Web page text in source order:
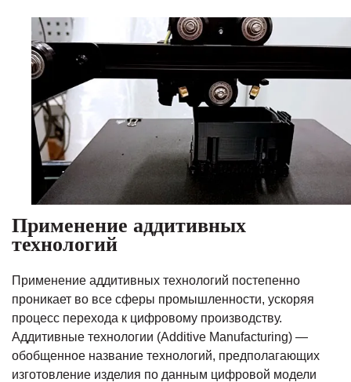
Применение аддитивных
технологий
Применение аддитивных технологий постепенно
проникает во все сферы промышленности, ускоряя
процесс перехода к цифровому производству.
Аддитивные технологии (Additive Manufacturing) —
обобщенное название технологий, предполагающих
изготовление изделия по данным цифровой модели